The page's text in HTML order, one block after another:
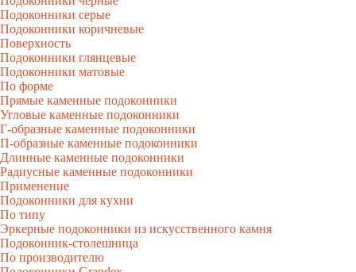
Подоконники серые
Подоконники коричневые
Поверхность
Подоконники глянцевые
Подоконники матовые
По форме
Прямые каменные подоконники
Угловые каменные подоконники
Г-образные каменные подоконники
П-образные каменные подоконники
Длинные каменные подоконники
Радиусные каменные подоконники
Применение
Подоконники для кухни
По типу
Эркерные подоконники из искусственного камня
Подоконник-столешница
По производителю